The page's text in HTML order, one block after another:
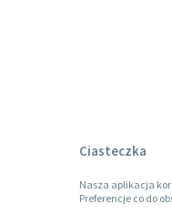
Ciasteczka
Nasza aplikacja
Preferencje co do